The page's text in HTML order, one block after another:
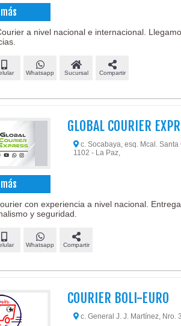
a nivel nacional e internacional.
Whatsapp Sucursal Compartir
GLOBAL COURIER
c. Socabaya, esq. Mcal.
1102 - La Paz,
con experiencia a nivel nacional.
y seguridad.
Whatsapp Compartir
COURIER BOLI-EURO
c. General J. J. Martínez, Nro.